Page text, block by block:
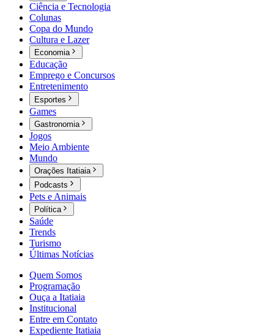
Ciência e Tecnologia
Colunas
Copa do Mundo
Cultura e Lazer
Economia
Educação
Emprego e Concursos
Entretenimento
Esportes
Games
Gastronomia
Jogos
Meio Ambiente
Mundo
Orações Itatiaia
Podcasts
Pets e Animais
Política
Saúde
Trends
Turismo
Últimas Notícias
Quem Somos
Programação
Ouça a Itatiaia
Institucional
Entre em Contato
Expediente Itatiaia